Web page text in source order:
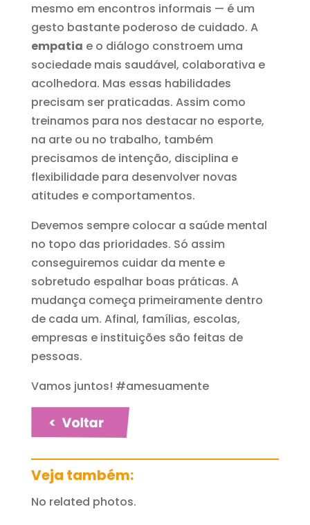
mesmo em encontros informais — é um
gesto bastante poderoso de cuidado. A
empatia e o diálogo constroem uma
sociedade mais saudável, colaborativa e
acolhedora. Mas essas habilidades
precisam ser praticadas. Assim como
treinamos para nos destacar no esporte,
na arte ou no trabalho, também
precisamos de intenção, disciplina e
flexibilidade para desenvolver novas
atitudes e comportamentos.
Devemos sempre colocar a saúde mental
no topo das prioridades. Só assim
conseguiremos cuidar da mente e
sobretudo espalhar boas práticas. A
mudança começa primeiramente dentro
de cada um. Afinal, famílias, escolas,
empresas e instituições são feitas de
pessoas.
Vamos juntos! #amesuamente
Veja também:
No related photos.